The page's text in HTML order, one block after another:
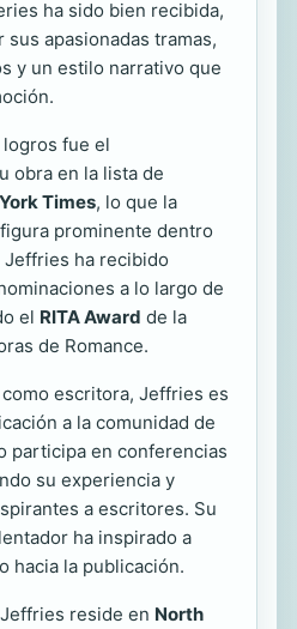
ha sido bien recibida,
apasionadas tramas,
y un estilo narrativo que
fue el
obra en la lista de
Times, lo que la
prominente dentro
ha recibido
a lo largo de
el RITA Award de la
de Romance.
escritora, Jeffries es
a la comunidad de
participa en conferencias
su experiencia y
a escritores. Su
ha inspirado a
hacia la publicación.
reside en North